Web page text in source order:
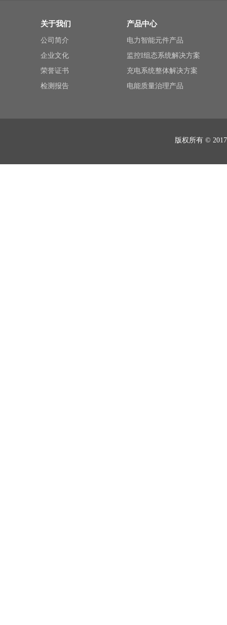
关于我们
公司简介
企业文化
荣誉证书
检测报告
产品中心
电力智能元件产品
监控I组态系统解决方案
充电系统整体解决方案
电能质量治理产品
版权所有 ©